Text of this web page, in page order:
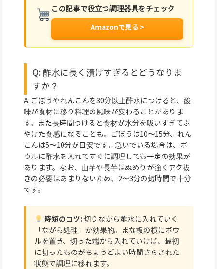
この記事で役立つ調理器具をチェック
Amazonで見る >
Q: 酢水に長く漬けすぎるとどうなりま
すか？
A: ごぼうやれんこんを30分以上酢水につけると、酸
味が食材に移り料理の風味が変わることがありま
す。また長時間つけると食材が水分を吸いすぎてふ
やけた食感になることも。ごぼうは10〜15分、れん
こんは5〜10分が目安です。急いでいる場合は、ボ
ウルに酢水を入れてすぐに調理しても一定の効果が
あります。なお、山芋や長芋はぬめりが強くアク抜
きの必要はあまりないため、2〜3分の短時間で十分
です。
時短のコツ:切りながら酢水に入れていく
「ながら処理」が効果的。まな板の横にボウ
ルを置き、切った端から入れていけば、最初
に切ったものがちょうどよい時間さらされた
状態で調理に移れます。